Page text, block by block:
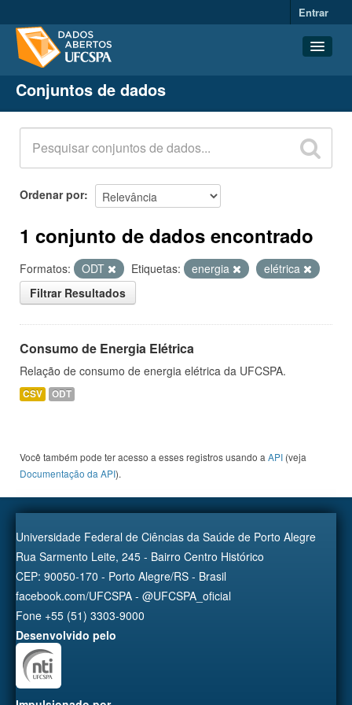
Entrar
Conjuntos de dados
Organizações
Grupos
Sobre
Conjuntos de dados
Ordenar por
1 conjunto de dados encontrado
Formatos: ODT Etiquetas: energia
elétrica
Filtrar Resultados
Consumo de Energia Elétrica
Relação de consumo de energia elétrica da UFCSPA.
CSV ODT
Você também pode ter acesso a esses registros usando a API (veja
Documentação da API).
Universidade Federal de Ciências da Saúde de Porto Alegre
Rua Sarmento Leite, 245 - Bairro Centro Histórico
CEP: 90050-170 - Porto Alegre/RS - Brasil
facebook.com/UFCSPA - @UFCSPA_oficial
Fone +55 (51) 3303-9000
Desenvolvido pelo